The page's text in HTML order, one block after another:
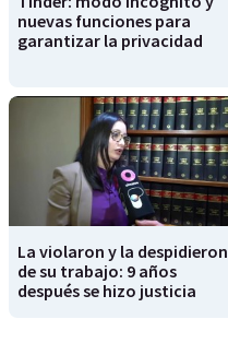
nuevas funciones para
garantizar la privacidad
La violaron y la despidieron
de su trabajo: 9 años
después se hizo justicia